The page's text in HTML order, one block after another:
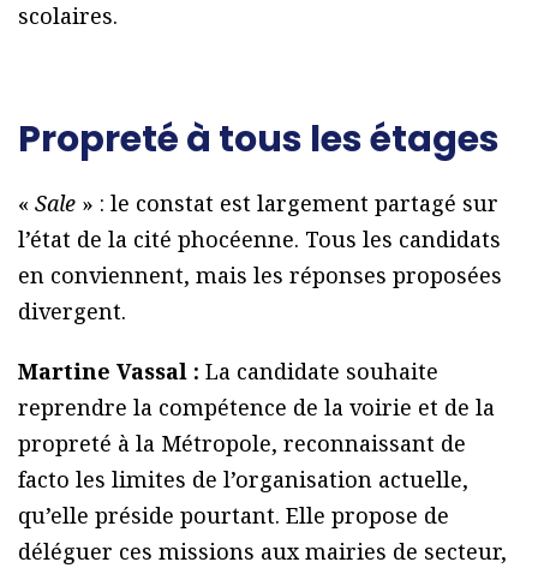
scolaires.
Propreté à tous les étages
« Sale » : le constat est largement partagé sur
l’état de la cité phocéenne. Tous les candidats
en conviennent, mais les réponses proposées
divergent.
Martine Vassal : La candidate souhaite
reprendre la compétence de la voirie et de la
propreté à la Métropole, reconnaissant de
facto les limites de l’organisation actuelle,
qu’elle préside pourtant. Elle propose de
déléguer ces missions aux mairies de secteur,